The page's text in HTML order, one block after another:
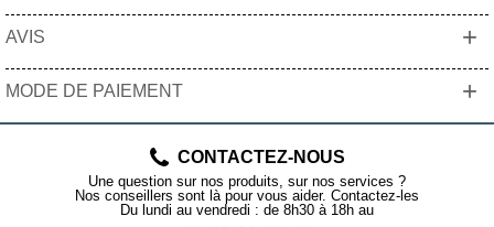
AVIS +
MODE DE PAIEMENT +
CONTACTEZ-NOUS
Une question sur nos produits, sur nos services ?
Nos conseillers sont là pour vous aider. Contactez-les
Du lundi au vendredi : de 8h30 à 18h au